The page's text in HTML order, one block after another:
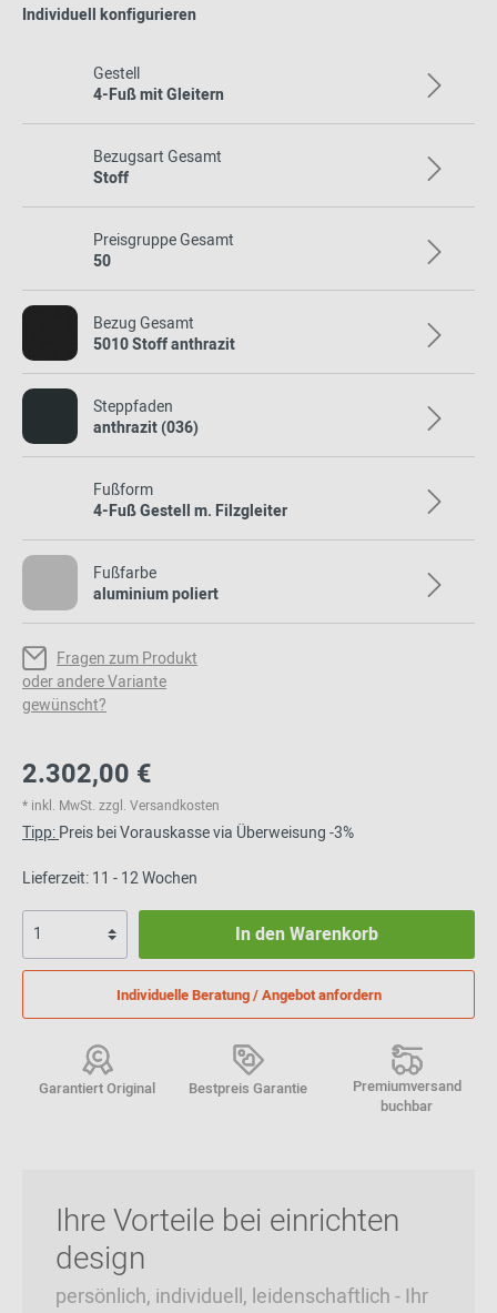
Individuell konfigurieren
Gestell
4-Fuß mit Gleitern
Bezugsart Gesamt
Stoff
Preisgruppe Gesamt
50
Bezug Gesamt
5010 Stoff anthrazit
Steppfaden
anthrazit (036)
Fußform
4-Fuß Gestell m. Filzgleiter
Fußfarbe
aluminium poliert
Fragen zum Produkt
oder andere Variante
gewünscht?
2.302,00 €
* inkl. MwSt. zzgl. Versandkosten
Tipp:Preis bei Vorauskasse via Überweisung -3%
Lieferzeit: 11 - 12 Wochen
In den Warenkorb
Individuelle Beratung / Angebot anfordern
Garantiert Original Bestpreis Garantie
Premiumversand
buchbar
Ihre Vorteile bei einrichten
design
persönlich, individuell, leidenschaftlich - Ihr